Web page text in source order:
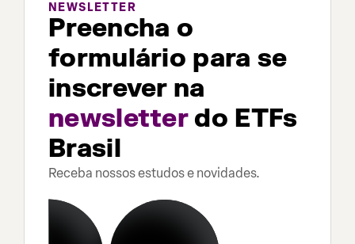
NEWSLETTER
Preencha o
formulário para se
inscrever na
newsletterdo ETFs
Brasil
Receba nossos estudos e novidades.